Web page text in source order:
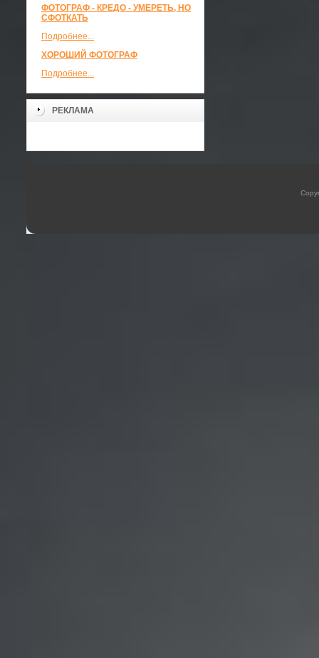
ФОТОГРАФ - КРЕДО - УМЕРЕТЬ, НО
СФОТКАТЬ
Подробнее...
ХОРОШИЙ ФОТОГРАФ
Подробнее...
РЕКЛАМА